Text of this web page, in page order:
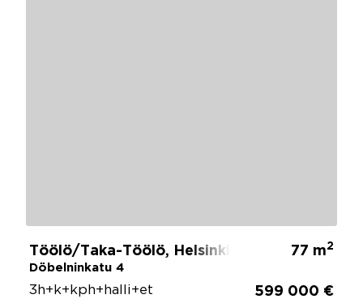
Töölö/Taka-Töölö, Helsinki
Döbelninkatu 4
77 m2
3h+k+kph+halli+et 599 000 €